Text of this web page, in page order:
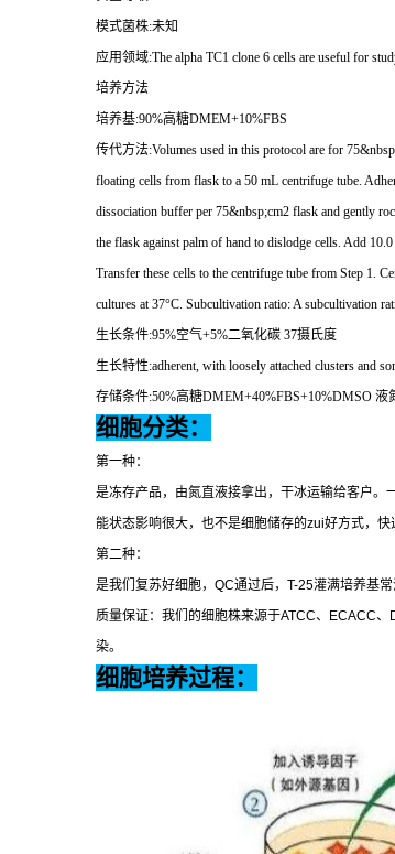
模式菌株:未知
应用领域:The alpha TC1 clone 6 cells are useful for
培养方法
培养基:90%高糖DMEM+10%FBS
传代方法:Volumes used in this protocol are for
floating cells from flask to a 50 mL centrifuge tube.
dissociation buffer per 75&nbsp;cm2 flask and gently
the flask against palm of hand to dislodge cells. Add
Transfer these cells to the centrifuge tube from Step 1.
cultures at 37°C. Subcultivation ratio: A subcultivation
生长条件:95%空气+5%二氧化碳 37摄氏度
生长特性:adherent, with loosely attached clusters and
存储条件:50%高糖DMEM+40%FBS+10%DMSO 液
细胞分类：
第一种：
是冻存产品，由氮直液接拿出，干冰运输给客户
能状态影响很大，也不是细胞储存的zui好方式，快
第二种：
是我们复苏好细胞， QC通过后， T-25灌满培养基
质量保证：我们的细胞株来源于ATCC、 ECACC、
染。
细胞培养过程：